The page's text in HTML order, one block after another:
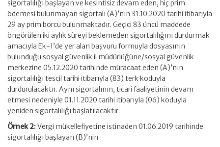
sigortalılığı başlayan ve kesintisiz devam eden, hiç prim
ödemesi bulunmayan sigortalı (A)’nın 31.10.2020 tarihi itibarıyla
29 ay prim borcu bulunmaktadır. Geçici 83 üncü maddede
öngörülen iki aylık süreyi beklemeden sigortalılığını durdurmak
amacıyla Ek-1’de yer alan başvuru formuyla dosyasının
bulunduğu sosyal güvenlik il müdürlüğüne/sosyal güvenlik
merkezine 05.12.2020 tarihinde müracaat eden (A)’nın
sigortalılığı tescil tarihi itibarıyla (83) terk koduyla
durdurulacaktır. Aynı sigortalının, ticari faaliyetinin devam
etmesi nedeniyle 01.11.2020 tarihi itibarıyla (06) koduyla
yeniden sigortalılığı başlatılacaktır.
Örnek 2:Vergi mükellefiyetine istinaden 01.06.2019 tarihinde
sigortalılığı başlayan (B)’nin